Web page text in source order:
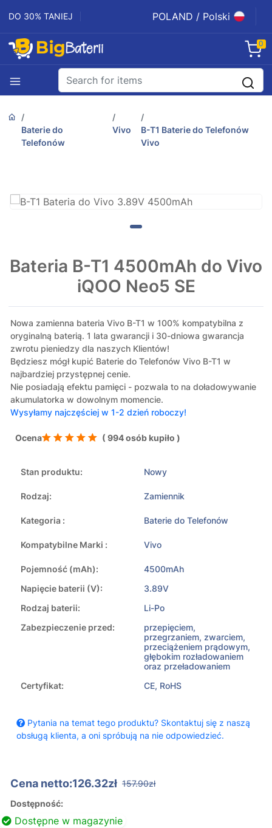
DO 30% TANIEJ POLAND / Polski
0
Baterie do
Telefonów
Vivo
B-T1 Baterie do Telefonów
Vivo
Bateria B-T1 4500mAh do Vivo
iQOO Neo5 SE
Nowa zamienna bateria Vivo B-T1 w 100% kompatybilna z
oryginalną baterią. 1 lata gwarancji i 30-dniowa gwarancja
zwrotu pieniedzy dla naszych Klientów!
Będziesz mógł kupić Baterie do Telefonów Vivo B-T1 w
najbardziej przystępnej cenie.
Nie posiadają efektu pamięci - pozwala to na doładowywanie
akumulatorka w dowolnym momencie.
Wysyłamy najczęściej w 1-2 dzień roboczy!
Ocena ( 994 osób kupiło )
Stan produktu: Nowy
Rodzaj: Zamiennik
Kategoria : Baterie do Telefonów
Kompatybilne Marki : Vivo
Pojemność (mAh):
4500mAh
Napięcie baterii (V):
3.89V
Rodzaj baterii:
Li-Po
Zabezpieczenie przed:
przepięciem,
przegrzaniem, zwarciem,
przeciążeniem prądowym,
głębokim rozładowaniem
oraz przeładowaniem
Certyfikat:
CE, RoHS
Pytania na temat tego produktu? Skontaktuj się z naszą
obsługą klienta, a oni spróbują na nie odpowiedzieć.
Cena netto:126.32zł 157.90zł
Dostępność:
Dostępne w magazynie